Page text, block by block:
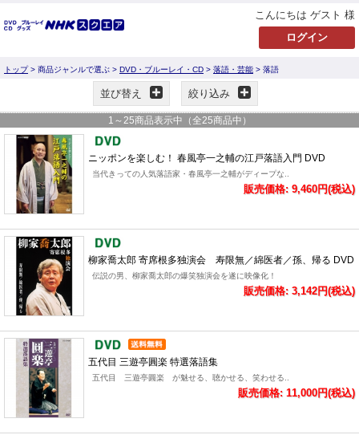
こんにちは ゲスト 様
トップ> 商品ジャンルで選ぶ > DVD・ブルーレイ・CD > 落語・芸能 > 落語
並び替え 絞り込み
1 ～ 25商品表示中（全25商品中）
ニッポンを楽しむ！ 春風亭一之輔の江戸落語入門 DVD
当代きっての人気落語家・春風亭一之輔がディープな..
販売価格: 9,460円(税込)
柳家喬太郎 寄席根多独演会 寿限無／綿医者／孫、帰る DVD
伝説の男、柳家喬太郎の爆笑独演会を遂に映像化！
販売価格: 3,142円(税込)
五代目 三遊亭圓楽 特選落語集
五代目 三遊亭圓楽 が魅せる、聴かせる、笑わせる..
販売価格: 11,000円(税込)